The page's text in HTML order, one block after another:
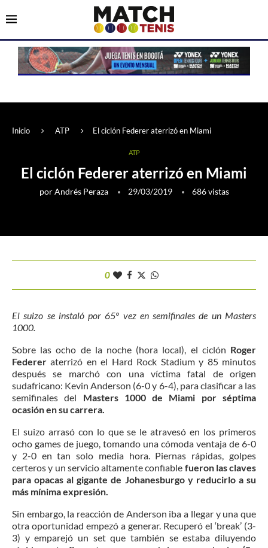
Inicio ATP El ciclón Federer aterrizó en Miami
ATP
El ciclón Federer aterrizó en Miami
porAndrés Peraza 29/03/2019 686vistas
0
El suizo se instaló por 65º vez en semifinales de un Masters
1000.
Sobre las ocho de la noche (hora local), el ciclón Roger
Federer aterrizó en el Hard Rock Stadium y 85 minutos
después se marchó con una víctima fatal de origen
sudafricano: Kevin Anderson (6-0 y 6-4), para clasificar a las
semifinales del Masters 1000 de Miami por séptima
ocasión en su carrera.
El suizo arrasó con lo que se le atravesó en los primeros
ocho games de juego, tomando una cómoda ventaja de 6-0
y 2-0 en tan solo media hora. Piernas rápidas, golpes
certeros y un servicio altamente confiable fueron las claves
para opacas al gigante de Johanesburgo y reducirlo a su
más mínima expresión.
Sin embargo, la reacción de Anderson iba a llegar y una que
otra oportunidad empezó a generar. Recuperó el ‘break’ (3-
3) y emparejó un set que también se estaba diluyendo